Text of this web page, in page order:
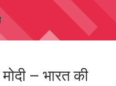
– भारत की